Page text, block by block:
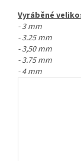
Vyráběné
- 3 mm
- 3.25 mm
- 3,50 mm
- 3.75 mm
- 4 mm